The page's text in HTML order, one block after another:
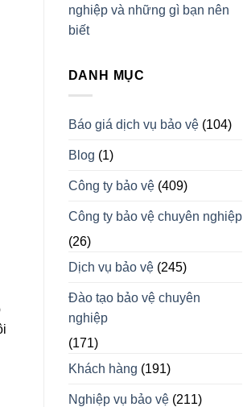
nghiệp và những gì bạn nên
biết
DANH MỤC
Báo giá dịch vụ bảo vệ(104)
Blog (1)
Công ty bảo vệ(409)
Công ty bảo vệ chuyên nghiệp
(26)
Dịch vụ bảo vệ(245)
Đào tạo bảo vệ chuyên
nghiệp
(171)
Khách hàng (191)
Nghiệp vụ bảo vệ(211)